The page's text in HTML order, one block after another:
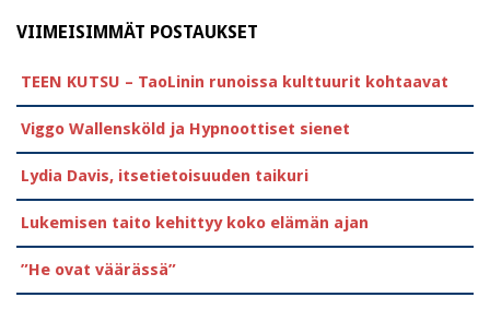
VIIMEISIMMÄT POSTAUKSET
TEEN KUTSU – TaoLinin runoissa kulttuurit kohtaavat
Viggo Wallensköld ja Hypnoottiset sienet
Lydia Davis, itsetietoisuuden taikuri
Lukemisen taito kehittyy koko elämän ajan
”He ovat väärässä”